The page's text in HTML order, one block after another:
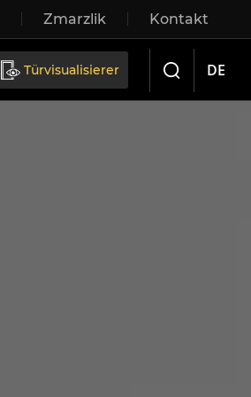
Zmarzlik Kontakt
Türvisualisierer DE